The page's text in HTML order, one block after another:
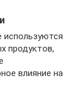
продуктов,
влияние на